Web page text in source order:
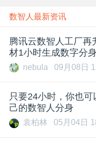
雷
峰
公
数智人最新资讯
腾讯云数智人工厂再
材1小时生成数字分身
nebula 09月08日
只要24小时，你也可
己的数智人分身
袁柏林 05月04日